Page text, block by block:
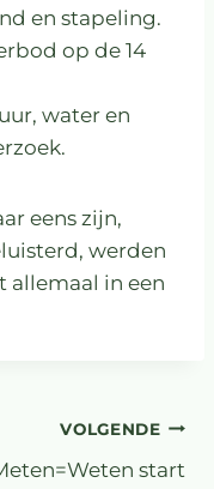
en stapeling.
op de 14
water en
eens zijn,
werden
allemaal in een
VOLGENDE
start